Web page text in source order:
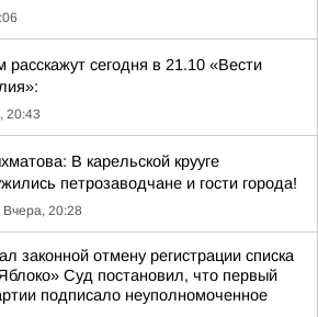
расскажут сегодня в 21.10 «Вести
20:43
В карельской крууге
петрозаводчане и гости города!
Вчера, 20:28
законной отмену регистрации списка
Суд постановил, что первый
подписало неуполномоченное